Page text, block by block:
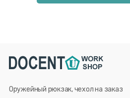
Оружейный рюкзак, чехол на заказ